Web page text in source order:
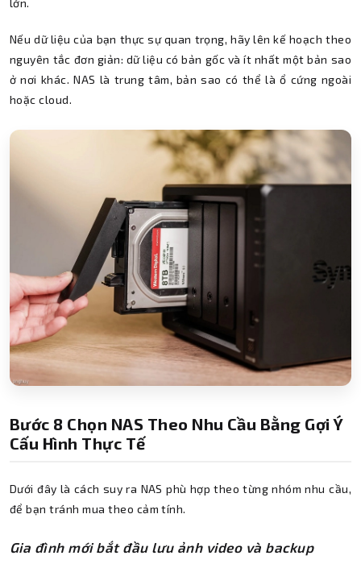
Nếu dữ liệu của bạn thực sự quan trọng, hãy lên kế hoạch theo
nguyên tắc đơn giản: dữ liệu có bản gốc và ít nhất một bản sao
ở nơi khác. NAS là trung tâm, bản sao có thể là ổ cứng ngoài
hoặc cloud.
Bước 8 Chọn NAS Theo Nhu Cầu Bằng Gợi Ý
Cấu Hình Thực Tế
Dưới đây là cách suy ra NAS phù hợp theo từng nhóm nhu cầu,
để bạn tránh mua theo cảm tính.
Gia đình mới bắt đầu lưu ảnh video và backup